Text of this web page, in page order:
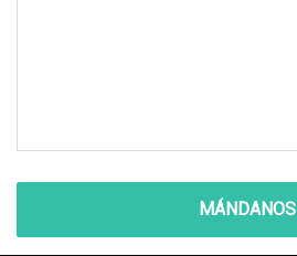
MÁNDANOS